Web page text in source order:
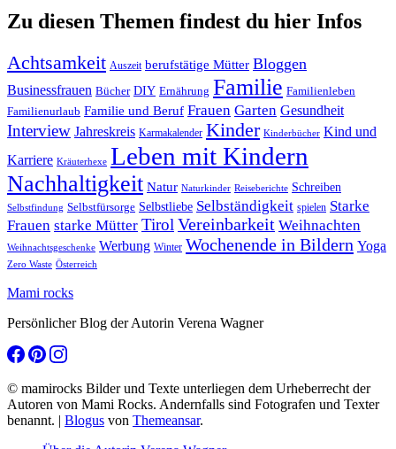
Zu diesen Themen findest du hier Infos
Achtsamkeit Auszeit berufstätige Mütter Bloggen
Businessfrauen Bücher DIY Ernährung Familie Familienleben
Familienurlaub Familie und Beruf Frauen Garten Gesundheit
Interview Jahreskreis Karmakalender Kinder Kinderbücher Kind und
Karriere Kräuterhexe Leben mit Kindern
Nachhaltigkeit Natur Naturkinder Reiseberichte Schreiben
Selbstfindung Selbstfürsorge Selbstliebe Selbständigkeit spielen Starke
Frauen starke Mütter Tirol Vereinbarkeit Weihnachten
Weihnachtsgeschenke Werbung Winter Wochenende in Bildern Yoga
Zero Waste Österreich
Mami rocks
Persönlicher Blog der Autorin Verena Wagner
© mamirocks Bilder und Texte unterliegen dem Urheberrecht der
Autoren von Mami Rocks. Andernfalls sind Fotografen und Texter
benannt. | Blogus von Themeansar.